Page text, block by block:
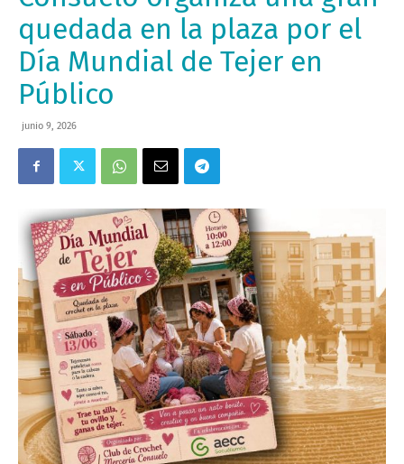
quedada en la plaza por el
Día Mundial de Tejer en
Público
junio 9, 2026